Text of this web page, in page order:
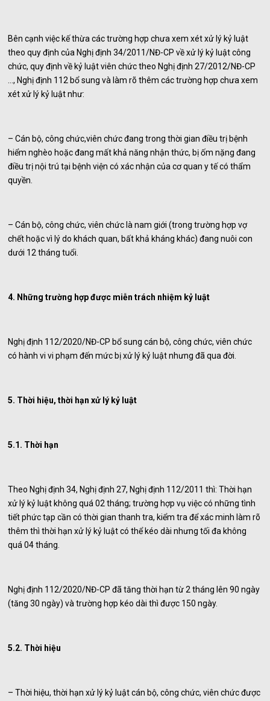
Bên cạnh việc kế thừa các trường hợp chưa xem xét xử lý kỷ luật
theo quy định của Nghị định 34/2011/NĐ-CP về xử lý kỷ luật công
chức, quy định về kỷ luật viên chức theo Nghị định 27/2012/NĐ-CP
…, Nghị định 112 bổ sung và làm rõ thêm các trường hợp chưa xem
xét xử lý kỷ luật như:
– Cán bộ, công chức,viên chức đang trong thời gian điều trị bệnh
hiểm nghèo hoặc đang mất khả năng nhận thức, bị ốm nặng đang
điều trị nội trú tại bệnh viện có xác nhận của cơ quan y tế có thẩm
quyền.
– Cán bộ, công chức, viên chức là nam giới (trong trường hợp vợ
chết hoặc vì lý do khách quan, bất khả kháng khác) đang nuôi con
dưới 12 tháng tuổi.
4. Những trường hợp được miễn trách nhiệm kỷ luật
Nghị định 112/2020/NĐ-CP bổ sung cán bộ, công chức, viên chức
có hành vi vi phạm đến mức bị xử lý kỷ luật nhưng đã qua đời.
5. Thời hiệu, thời hạn xử lý kỷ luật
5.1. Thời hạn
Theo Nghị định 34, Nghị định 27, Nghị định 112/2011 thì: Thời hạn
xử lý kỷ luật không quá 02 tháng; trường hợp vụ việc có những tình
tiết phức tạp cần có thời gian thanh tra, kiểm tra để xác minh làm rõ
thêm thì thời hạn xử lý kỷ luật có thể kéo dài nhưng tối đa không
quá 04 tháng.
Nghị định 112/2020/NĐ-CP đã tăng thời hạn từ 2 tháng lên 90 ngày
(tăng 30 ngày) và trường hợp kéo dài thì được 150 ngày.
5.2. Thời hiệu
– Thời hiệu, thời hạn xử lý kỷ luật cán bộ, công chức, viên chức được